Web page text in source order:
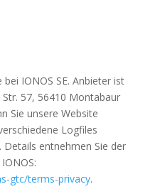
IONOS SE. Anbieter ist
Str. 57, 56410 Montabaur
Sie unsere Website
Logfiles
Details entnehmen Sie der
gtc/terms-privacy.